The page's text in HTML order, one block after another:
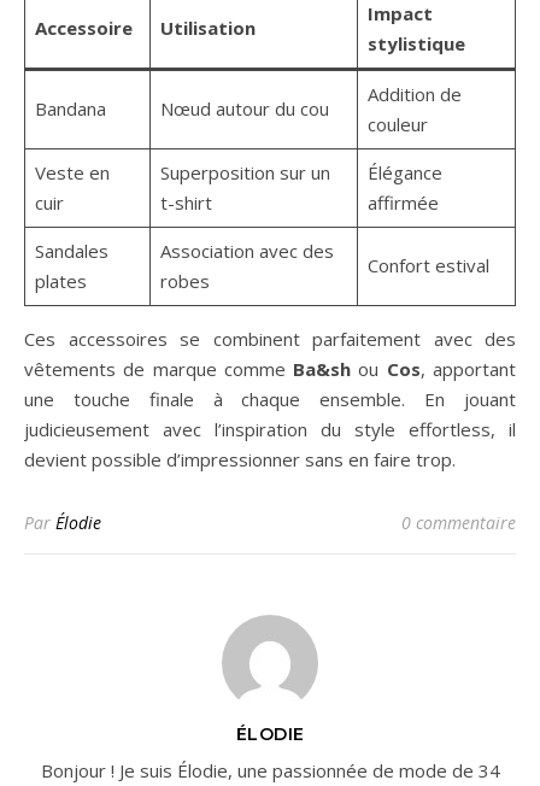
Accessoire Utilisation
Impact
stylistique
Bandana Nœud autour du cou
Addition de
couleur
Veste en
cuir
Superposition sur un
t-shirt
Élégance
affirmée
Sandales
plates
Association avec des
robes
Confort estival
Ces accessoires se combinent parfaitement avec des
vêtements de marque comme Ba&sh ou Cos, apportant
une touche finale à chaque ensemble. En jouant
judicieusement avec l’inspiration du style effortless, il
devient possible d’impressionner sans en faire trop.
Par Élodie 0 commentaire
ÉLODIE
Bonjour ! Je suis Élodie, une passionnée de mode de 34